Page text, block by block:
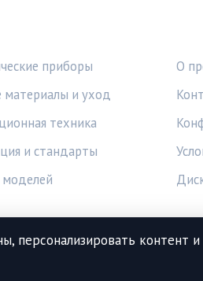
приборы
материалы и уход
техника
и стандарты
О
персонализировать контент